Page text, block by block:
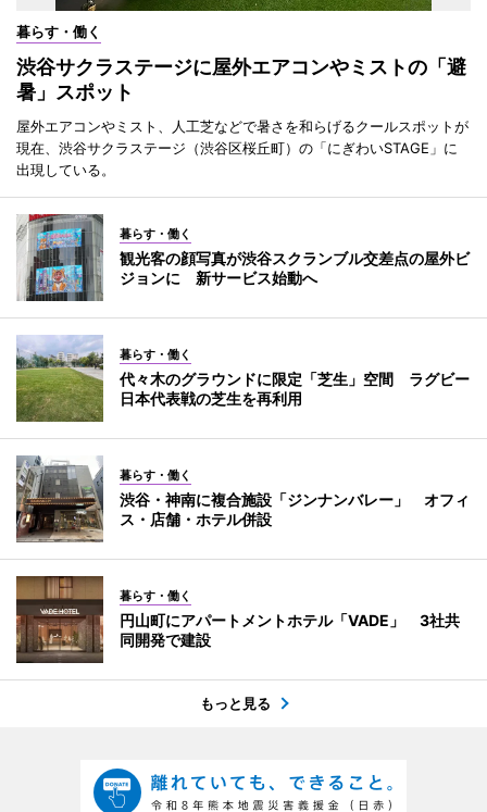
暮らす・働く
渋谷サクラステージに屋外エアコンやミストの「避
暑」スポット
屋外エアコンやミスト、人工芝などで暑さを和らげるクールスポットが
現在、渋谷サクラステージ（渋谷区桜丘町）の「にぎわいSTAGE」に
出現している。
暮らす・働く
観光客の顔写真が渋谷スクランブル交差点の屋外ビ
ジョンに 新サービス始動へ
暮らす・働く
代々木のグラウンドに限定「芝生」空間 ラグビー
日本代表戦の芝生を再利用
暮らす・働く
渋谷・神南に複合施設「ジンナンバレー」 オフィ
ス・店舗・ホテル併設
暮らす・働く
円山町にアパートメントホテル「VADE」 3社共
同開発で建設
もっと見る